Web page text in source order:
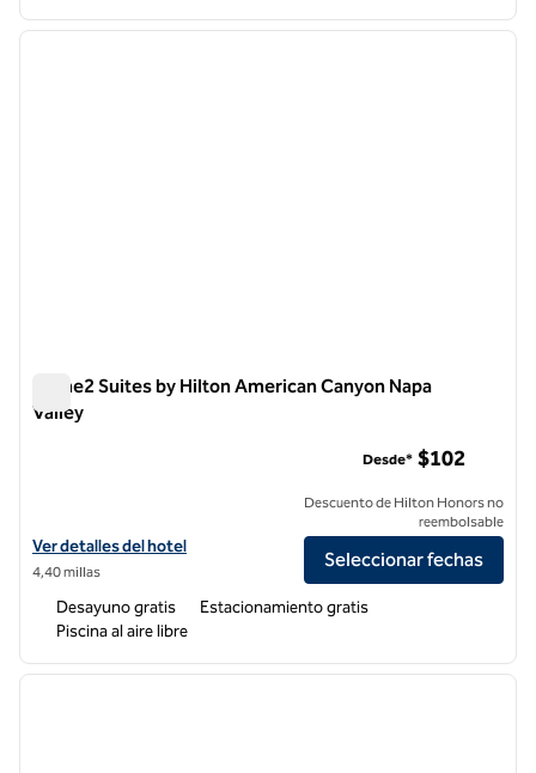
1 de 4
Home2 Suites by Hilton American Canyon Napa
Valley
Ver detalles del hotel Home2 Suites by Hilton American Canyon Napa
Ver detalles del hotel
4,40 millas
Desde* $102
Descuento de Hilton Honors no
reembolsable
Seleccionar fechas
Desayuno gratis
Estacionamiento gratis
Piscina al aire libre
1 de 12